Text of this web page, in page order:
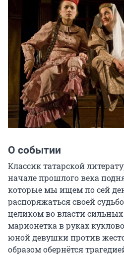
О событии
Классик татарской
начале прошлого века
которые мы ищем по сей
распоряжаться своей
целиком во власти сильных
марионетка в руках
юной девушки против
образом обернётся